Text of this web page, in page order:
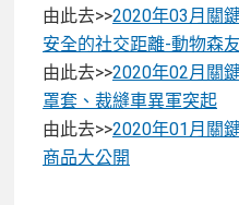
由此去>>2020年03月關
安全的社交距離-動物森
由此去>>2020年02月關
罩套、裁縫車異軍突起
由此去>>2020年01月關
商品大公開